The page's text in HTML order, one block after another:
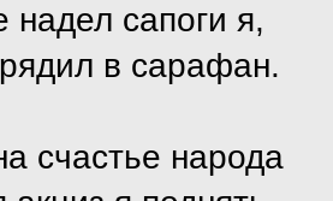
сапоги я,
в сарафан.
счастье народа